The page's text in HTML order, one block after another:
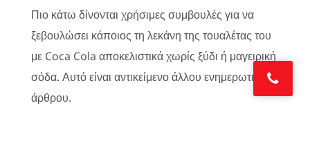
Πιο κάτω δίνονται χρήσιμες συμβουλές για να
ξεβουλώσει κάποιος τη λεκάνη της τουαλέτας του
με Coca Cola αποκελιστικά χωρίς ξύδι ή μαγειρική
σόδα. Αυτό είναι αντικείμενο άλλου ενημερωτικού
άρθρου.